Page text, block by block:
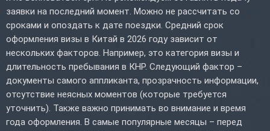
заявки на последний момент. Можно не рассчитать со
сроками и опоздать к дате поездки. Средний срок
оформления визы в Китай в 2026 году зависит от
нескольких факторов. Например, это категория визы и
длительность пребывания в КНР. Следующий фактор –
документы самого аппликанта, прозрачность информации,
отсутствие неясных моментов (которые требуется
уточнить). Также важно принимать во внимание и время
года оформления. В самые популярные месяцы – перед